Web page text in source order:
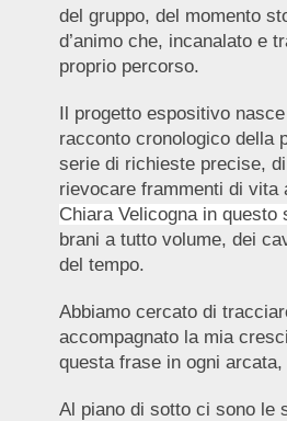
del gruppo, del momento
d’animo che, incanalato e
proprio percorso.
Il progetto espositivo
racconto cronologico della
serie di richieste precise,
rievocare frammenti di vita
Chiara Velicogna in
brani a tutto volume, dei
del tempo.
Abbiamo cercato di
accompagnato la mia
questa frase in ogni
Al piano di sotto ci sono le